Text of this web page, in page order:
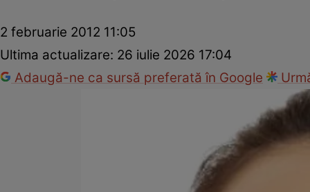
2 februarie 2012 11:05
Ultima actualizare: 26 iulie 2026 17:04
Adaugă-ne ca sursă preferată în Google